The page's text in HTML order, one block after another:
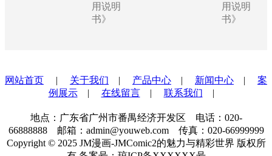
用说明
书》
用说明
书》
网站首页 | 关于我们 | 产品中心 | 新闻中心 | 案
例展示| 在线留言| 联系我们 |
地点：广东省广州市番禺经济开发区 电话：020-
66888888 邮箱：admin@youweb.com 传真：020-66999999
Copyright © 2025 JM漫画-JMComic2的魅力与精彩世界 版权所